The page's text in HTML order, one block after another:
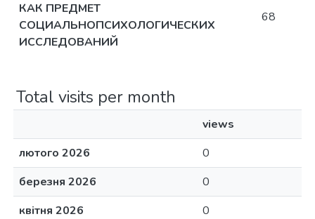
КАК ПРЕДМЕТ
СОЦИАЛЬНОПСИХОЛОГИЧЕСКИХ
ИССЛЕДОВАНИЙ
68
Total visits per month
views
лютого 2026
0
березня 2026
0
квітня 2026
0